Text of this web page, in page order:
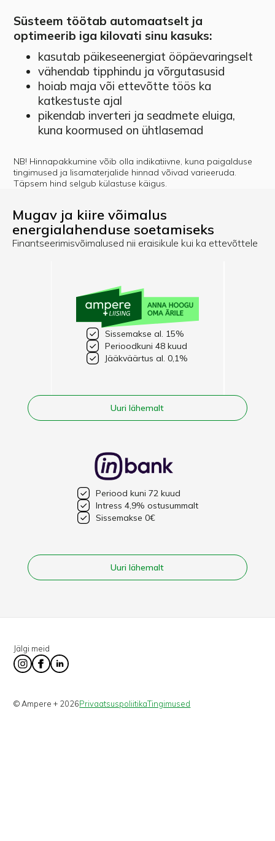
Süsteem töötab automaatselt ja
optimeerib iga kilovati sinu kasuks:
kasutab päikeseenergiat ööpäevaringselt
vähendab tipphindu ja võrgutasusid
hoiab maja või ettevõtte töös ka
katkestuste ajal
pikendab inverteri ja seadmete eluiga,
kuna koormused on ühtlasemad
NB! Hinnapakkumine võib olla indikatiivne, kuna paigalduse
tingimused ja lisamaterjalide hinnad võivad varieeruda.
Täpsem hind selgub külastuse käigus.
Mugav ja kiire võimalus
energialahenduse soetamiseks
Finantseerimisvõimalused nii eraisikule kui ka ettevõttele
Sissemakse al. 15%
Perioodkuni 48 kuud
Jääkväärtus al. 0,1%
Periood kuni 72 kuud
Intress 4,9% ostusummalt
Sissemakse 0€
Uuri lähemalt
Uuri lähemalt
Jälgi meid
© Ampere + 2026PrivaatsuspoliitikaTingimused